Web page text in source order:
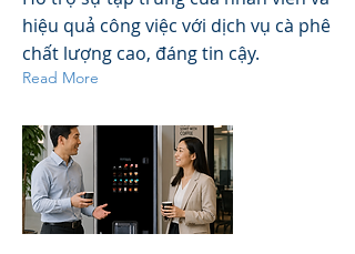
hiệu quả công việc với dịch vụ cà phê
chất lượng cao, đáng tin cậy.
Read More